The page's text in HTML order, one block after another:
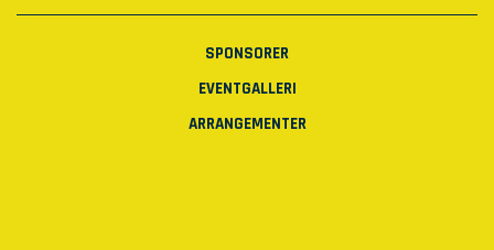
SPONSORER
EVENTGALLERI
ARRANGEMENTER